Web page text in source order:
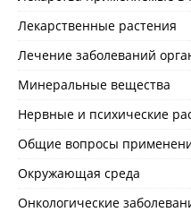
Лекарственные растения
Лечение заболеваний
Минеральные вещества
Нервные и психические
Общие вопросы
Окружающая среда
Онкологические